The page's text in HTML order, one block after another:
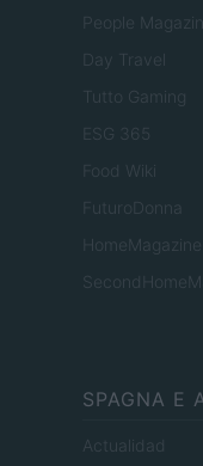
People
Day Travel
Tutto Gaming
ESG 365
Food Wiki
FuturoDonna
HomeMagazine
SPAGNA E
Actualidad